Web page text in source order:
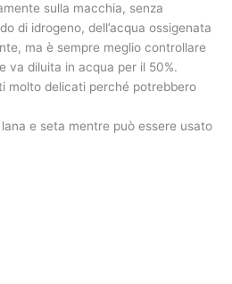
sulla macchia, senza
di idrogeno, dell’acqua ossigenata
ma è sempre meglio controllare
va diluita in acqua per il 50%.
molto delicati perché potrebbero
e seta mentre può essere usato